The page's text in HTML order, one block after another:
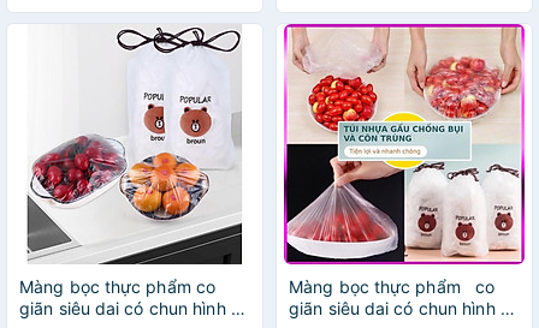
Màng bọc thực phẩm co
giãn siêu dai có chun hình túi
Màng bọc thực phẩm ️ ️ co
giãn siêu dai có chun hình túi